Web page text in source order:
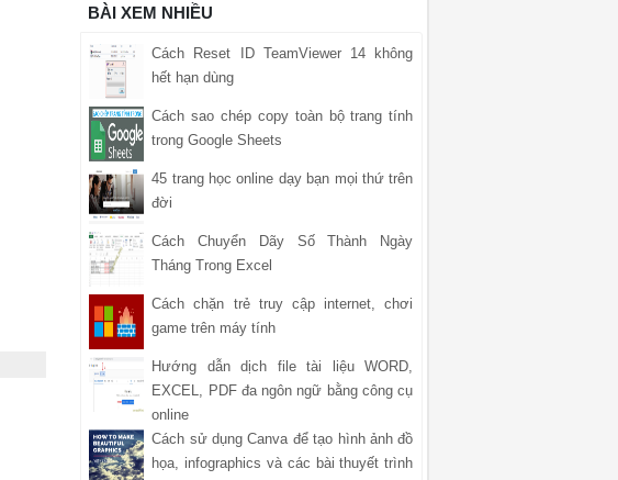
BÀI XEM NHIỀU
Cách Reset ID TeamViewer 14 không
hết hạn dùng
Cách sao chép copy toàn bộ trang tính
trong Google Sheets
45 trang học online dạy bạn mọi thứ trên
đời
Cách Chuyển Dãy Số Thành Ngày
Tháng Trong Excel
Cách chặn trẻ truy cập internet, chơi
game trên máy tính
Hướng dẫn dịch file tài liệu WORD,
EXCEL, PDF đa ngôn ngữ bằng công cụ
online
Cách sử dụng Canva để tạo hình ảnh đồ
họa, infographics và các bài thuyết trình